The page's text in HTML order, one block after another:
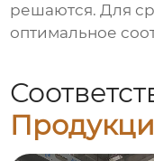
решаются. Для
оптимальное